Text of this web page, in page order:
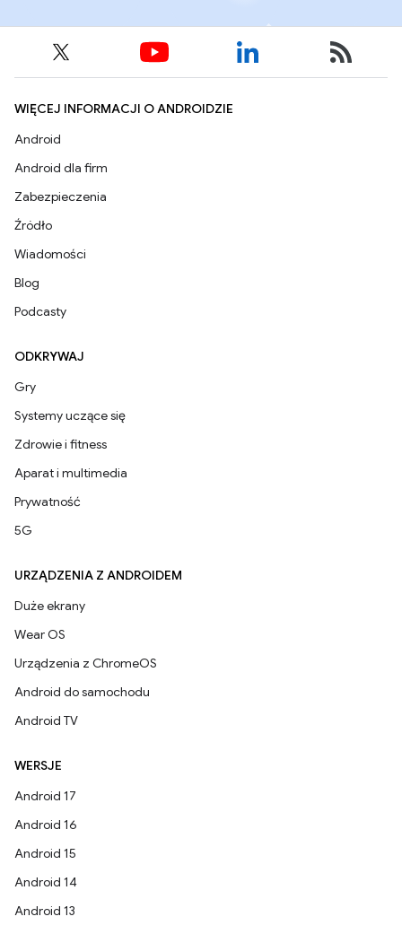
WIĘCEJ INFORMACJI O ANDROIDZIE
Android
Android dla firm
Zabezpieczenia
Źródło
Wiadomości
Blog
Podcasty
ODKRYWAJ
Gry
Systemy uczące się
Zdrowie i fitness
Aparat i multimedia
Prywatność
5G
URZĄDZENIA Z ANDROIDEM
Duże ekrany
Wear OS
Urządzenia z ChromeOS
Android do samochodu
Android TV
WERSJE
Android 17
Android 16
Android 15
Android 14
Android 13